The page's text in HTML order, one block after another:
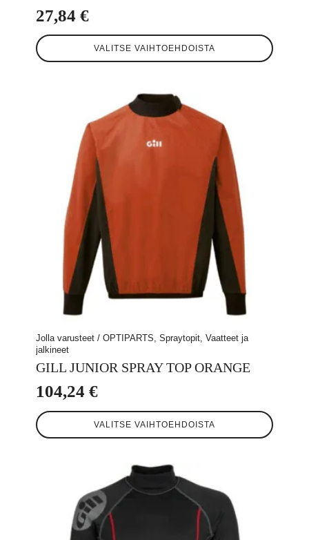
27,84 €
VALITSE VAIHTOEHDOISTA
Tällä
tuotteella
Jolla varusteet / OPTIPARTS, Spraytopit, Vaatteet ja
jalkineet
GILL JUNIOR SPRAY TOP ORANGE
104,24 €
VALITSE VAIHTOEHDOISTA
Tällä
tuotteella